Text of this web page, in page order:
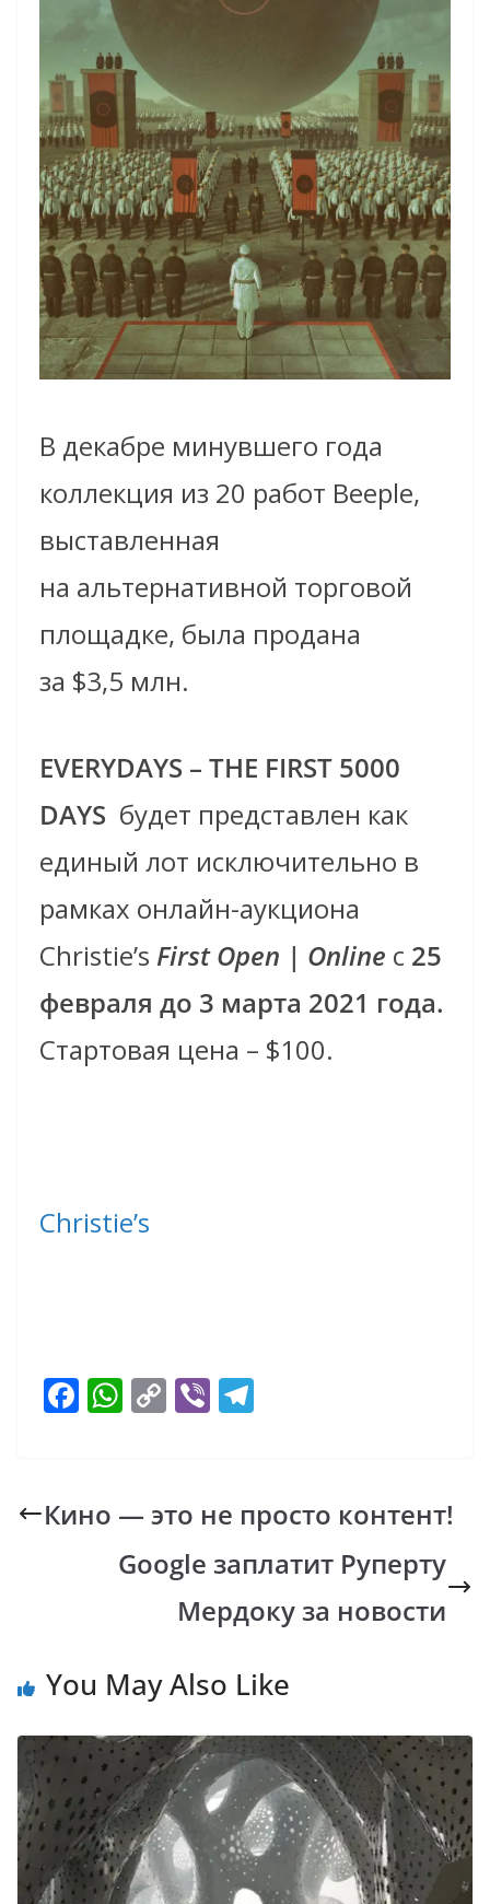
В декабре минувшего года
коллекция из 20 работ Beeple,
выставленная
на альтернативной торговой
площадке, была продана
за $3,5 млн.
EVERYDAYS – THE FIRST 5000
DAYS будет представлен как
единый лот исключительно в
рамках онлайн-аукциона
Christie’s First Open | Online c 25
февраля до 3 марта 2021 года.
Стартовая цена – $100.
Christie’s
F
b
o
W
A
p
C
y
Li
n
k
Vi
gr
a
m
Кино — это не просто контент!
Google заплатит Руперту
Мердоку за новости
You May Also Like